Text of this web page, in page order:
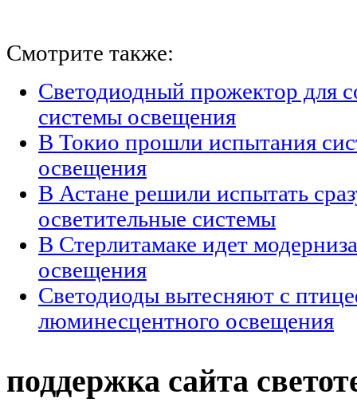
Смотрите также:
Светодиодный прожектор для
системы освещения
В Токио прошли испытания
освещения
В Астане решили испытать
осветительные системы
В Стерлитамаке идет
освещения
Светодиоды вытесняют c
люминесцентного освещения
поддержка сайта